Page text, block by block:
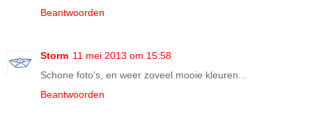
Beantwoorden
Storm 11 mei 2013 om 15:58
Schone foto's, en weer zoveel mooie kleuren...
Beantwoorden